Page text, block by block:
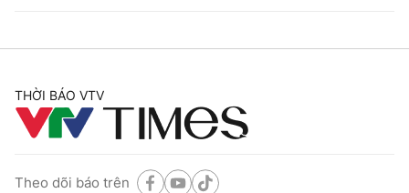
THỜI BÁO VTV
Theo dõi báo trên